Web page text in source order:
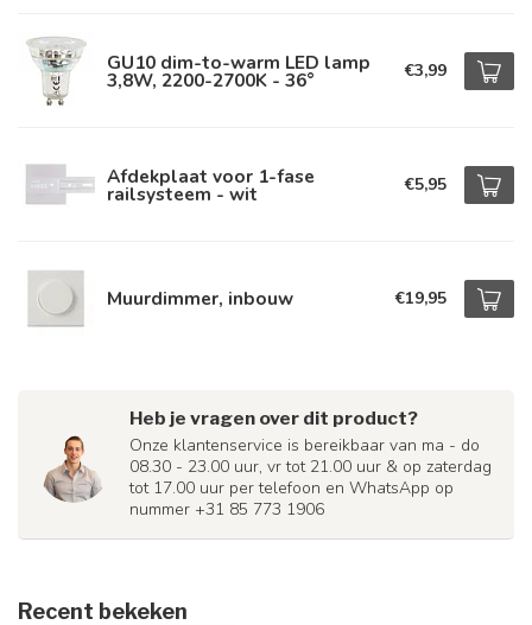
GU10 dim-to-warm LED lamp
3,8W, 2200-2700K - 36° €3,99
Afdekplaat voor 1-fase
railsysteem - wit €5,95
Muurdimmer, inbouw €19,95
Heb je vragen over dit product?
Onze klantenservice is bereikbaar van ma - do
08.30 - 23.00 uur, vr tot 21.00 uur & op zaterdag
tot 17.00 uur per telefoon en WhatsApp op
nummer +31 85 773 1906
Recent bekeken